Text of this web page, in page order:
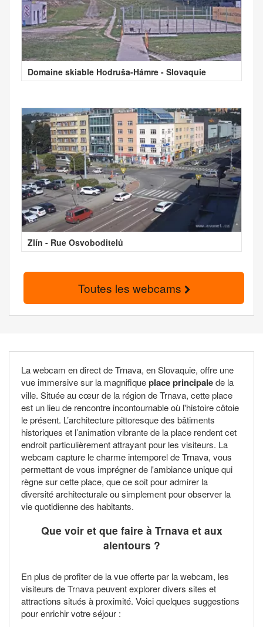
Domaine skiable Hodruša-Hámre - Slovaquie
Zlín - Rue Osvoboditelů
Toutes les webcams
La webcam en direct de Trnava, en Slovaquie, offre une
vue immersive sur la magnifiqueplace principalede la
ville. Située au cœur de la région de Trnava, cette place
est un lieu de rencontre incontournable où l'histoire côtoie
le présent. L’architecture pittoresque des bâtiments
historiques et l’animation vibrante de la place rendent cet
endroit particulièrement attrayant pour les visiteurs. La
webcam capture le charme intemporel de Trnava, vous
permettant de vous imprégner de l'ambiance unique qui
règne sur cette place, que ce soit pour admirer la
diversité architecturale ou simplement pour observer la
vie quotidienne des habitants.
Que voir et que faire à Trnava et aux
alentours ?
En plus de profiter de la vue offerte par la webcam, les
visiteurs de Trnava peuvent explorer divers sites et
attractions situés à proximité. Voici quelques suggestions
pour enrichir votre séjour :